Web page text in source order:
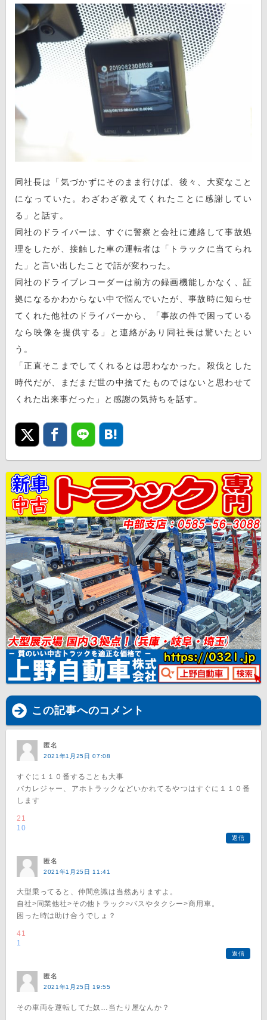
同社長は「気づかずにそのまま行けば、後々、大変なこと
になっていた。わざわざ教えてくれたことに感謝してい
る」と話す。
同社のドライバーは、すぐに警察と会社に連絡して事故処
理をしたが、接触した車の運転者は「トラックに当てられ
た」と言い出したことで話が変わった。
同社のドライブレコーダーは前方の録画機能しかなく、証
拠になるかわからない中で悩んでいたが、事故時に知らせ
てくれた他社のドライバーから、「事故の件で困っている
なら映像を提供する」と連絡があり同社長は驚いたとい
う。
「正直そこまでしてくれるとは思わなかった。殺伐とした
時代だが、まだまだ世の中捨てたものではないと思わせて
くれた出来事だった」と感謝の気持ちを話す。
この記事へのコメント
匿名
2021年1月25日 07:08
すぐに１１０番することも大事
バカレジャー、アホトラックなどいかれてるやつはすぐに１１０番
します
21
10
返信
匿名
2021年1月25日 11:41
大型乗ってると、仲間意識は当然ありますよ。
自社>同業他社>その他トラック>バスやタクシー>商用車。
困った時は助け合うでしょ？
41
1
返信
匿名
2021年1月25日 19:55
その車両を運転してた奴…当たり屋なんか？